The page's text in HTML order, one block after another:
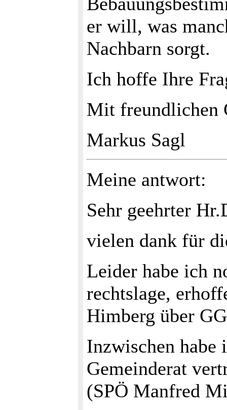
er will, was
Nachbarn sorgt.
Ich hoffe Ihre
Mit freundlichen
Markus Sagl
Meine antwort:
Sehr geehrter
vielen dank für
Leider habe ich
rechtslage,
Himberg über
Inzwischen habe
Gemeinderat
(SPÖ Manfred